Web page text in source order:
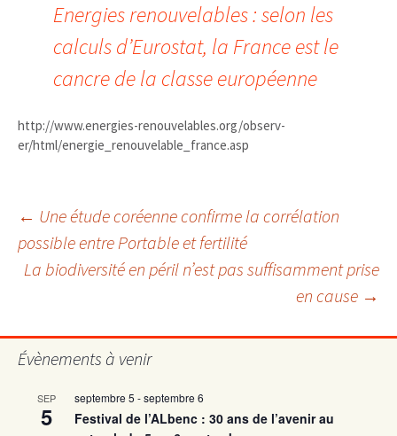
Energies renouvelables : selon les
calculs d’Eurostat, la France est le
cancre de la classe européenne
http://www.energies-renouvelables.org/observ-
er/html/energie_renouvelable_france.asp
Navigation
des
articles
← Une étude coréenne confirme la corrélation
possible entre Portable et fertilité
La biodiversité en péril n’est pas suffisamment prise
en cause →
Évènements à venir
SEP
5
septembre 5 -septembre 6
Festival de l’ALbenc : 30 ans de l’avenir au